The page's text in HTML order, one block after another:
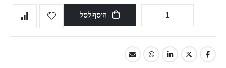
הוסף לסל